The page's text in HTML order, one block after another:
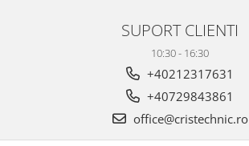
SUPORT CLIENTI
10:30 - 16:30
+40212317631
+40729843861
office@cristechnic.ro